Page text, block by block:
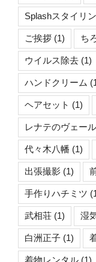
Splashスタイリ
ご挨拶 (1) ち
ウイルス除去 (1)
ハンドクリーム
ヘアセット (1)
レナテのヴェール
代々木八幡 (1)
出張撮影 (1)
手作りハチミツ
武相荘 (1) 湿
白洲正子 (1)